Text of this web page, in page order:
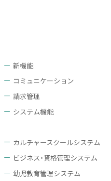
新機能
コミュニケーション
請求管理
システム機能
カルチャースクールシステム
ビジネス・資格管理システム
幼児教育管理システム